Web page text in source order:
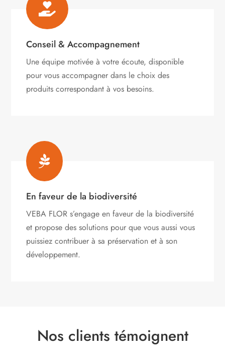

Conseil & Accompagnement
Une équipe motivée à votre écoute, disponible
pour vous accompagner dans le choix des
produits correspondant à vos besoins.

En faveur de la biodiversité
VEBA FLOR s’engageen faveur de la biodiversité
et propose des solutions pour que vous aussi vous
puissiez contribuer à sa préservation et à son
développement.
Nos clients témoignent